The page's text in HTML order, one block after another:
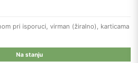
pri isporuci, virman (žiralno), karticama
Na stanju